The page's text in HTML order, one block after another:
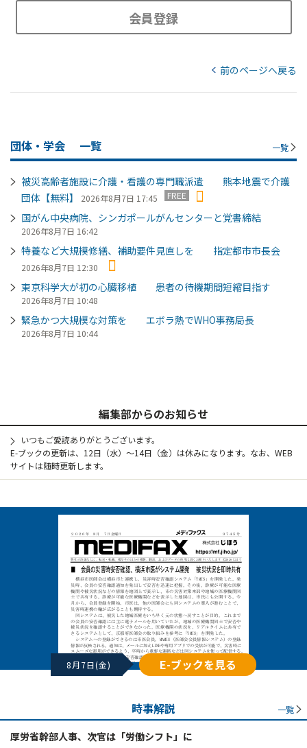
会員登録
前のページへ戻る
団体・学会 一覧 一覧
被災高齢者施設に介護・看護の専門職派遣 熊本地震で介護
団体【無料】
2026年8月7日 17:45 FREE
国がん中央病院、シンガポールがんセンターと覚書締結
2026年8月7日 16:42
特養など大規模修繕、補助要件見直しを 指定都市市長会
2026年8月7日 12:30
東京科学大が初の心臓移植 患者の待機期間短縮目指す
2026年8月7日 10:48
緊急かつ大規模な対策を エボラ熱でWHO事務局長
2026年8月7日 10:44
編集部からのお知らせ
いつもご愛読ありがとうございます。
E-ブックの更新は、12日（水）～14日（金）は休みになります。なお、WEB
サイトは随時更新します。
8月7日(金) E-ブックを見る
時事解説 一覧
厚労省幹部人事、次官は「労働シフト」に